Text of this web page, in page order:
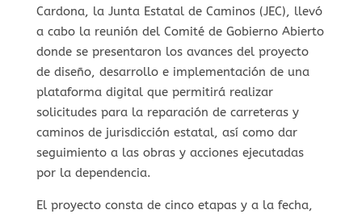
Cardona, la Junta Estatal de Caminos (JEC), llevó
a cabo la reunión del Comité de Gobierno Abierto
donde se presentaron los avances del proyecto
de diseño, desarrollo e implementación de una
plataforma digital que permitirá realizar
solicitudes para la reparación de carreteras y
caminos de jurisdicción estatal, así como dar
seguimiento a las obras y acciones ejecutadas
por la dependencia.
El proyecto consta de cinco etapas y a la fecha,